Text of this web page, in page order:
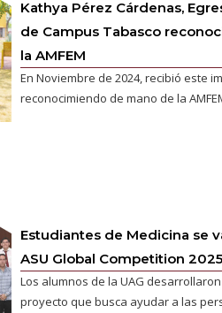
Kathya Pérez Cárdenas,
de Campus Tabasco
la AMFEM
En Noviembre de 2024, recibió este
reconocimiendo de mano de la
Estudiantes de Medicina se
ASU Global Competition 2025
Los alumnos de la UAG
proyecto que busca ayudar a las